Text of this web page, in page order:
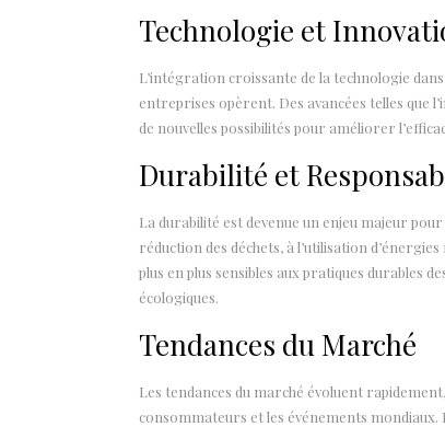
Technologie et
L’intégration croissante de la technologie
entreprises opèrent. Des avancées telles que
de nouvelles possibilités pour améliorer
Durabilité et
La durabilité est devenue un enjeu majeur
réduction des déchets, à l’utilisation
plus en plus sensibles aux pratiques durables
écologiques.
Tendances du Marché
Les tendances du marché évoluent
consommateurs et les événements